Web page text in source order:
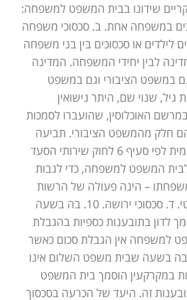
העיקריים שידונו בבית המשפט למשפחה:
במשפחה אחת. ב. סכסוכי משפחה
לילדים או סכסוכים בין בני משפחה
לבין יחידי המשפחה. המדינה
במשפט הציבורי וגם במשפט
גיל, שנוי שם, היתר נישואין
האוכלוסין, שהועברו לסמכות
חלק מהמשפט הציבורי. תביעה
של המדינה או רשות מקומית לפי סעיף 6 לחוק שירותי הסעד
לבית המשפט למשפחה, כדי לגבות
משפחתו – הינה פעולה של הרשות
השלטונית במשפט הפרטי. ד. סכסוכי ירושה. 10. בה בשעה
לדון בתובענות כספיות בהגבלת
למשפחה אין הגבלת סכום כאשר
בשעה שבית משפט השלום אינו
במקרקעין הוסמך בית המשפט
זה. היעד של הכרעה בסכסוך